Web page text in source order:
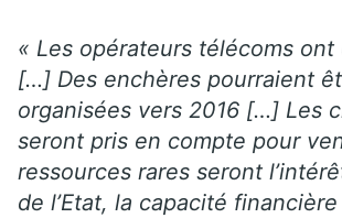
« Les opérateurs télécoms
[…] Des enchères pourraient
organisées vers 2016 […] Les
seront pris en compte pour
ressources rares seront
de l’Etat, la capacité